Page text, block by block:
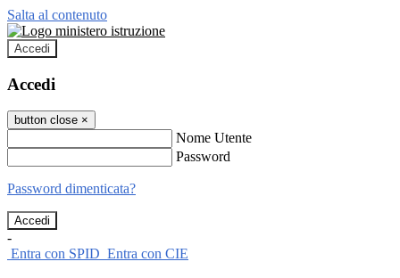
Salta al contenuto
Accedi
Accedi
button close ×
Nome Utente
Password
Password dimenticata?
-
Entra con SPID Entra con CIE